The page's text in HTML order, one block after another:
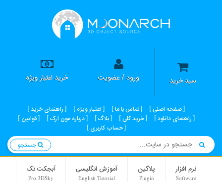
سبد خرید ورود / عضویت خرید اعتبار ویژه
صفحه اصلی تماس با ما اعتبار ویژه
راهنمای خرید
راهنمای دانلود
خرید کلی بلاگ درباره مون آرک
قوانین
حساب کاربری
نرم افزار
Software
پلاگین
Plugin
آموزش انگلیسی
English Tutorial
آبجکت تک
Pro 3DSky